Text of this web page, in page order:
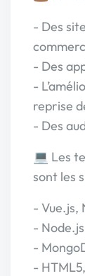
- Des
- Des
-
reprise
- Des
💻 Les
sont les
- Vue.js,
-
-
-